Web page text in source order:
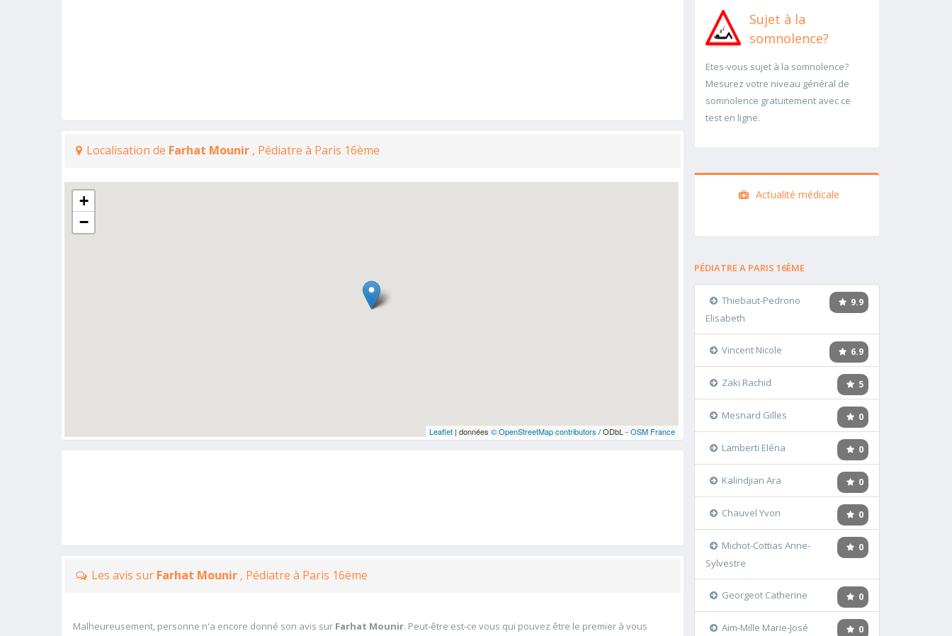
Localisation de Farhat Mounir , Pédiatre à Paris 16ème
+
−
Leaflet| données © OpenStreetMap contributors / ODbL - OSM France
Les avis sur Farhat Mounir , Pédiatre à Paris 16ème
Malheureusement, personne n'a encore donné son avis sur Farhat Mounir. Peut-être est-ce vous qui pouvez être le premier à vous
Sujet à la
somnolence?
Etes-vous sujet à la somnolence?
Mesurez votre niveau général de
somnolence gratuitement avec ce
test en ligne.
Actualité médicale
PÉDIATRE A PARIS 16ÈME
9.9
Thiebaut-Pedrono
Elisabeth
6.9
Vincent Nicole
5
Zaki Rachid
0
Mesnard Gilles
0
Lamberti Eléna
0
Kalindjian Ara
0
Chauvel Yvon
0
Michot-Cottias Anne-
Sylvestre
0
Georgeot Catherine
0
Aim-Mille Marie-José